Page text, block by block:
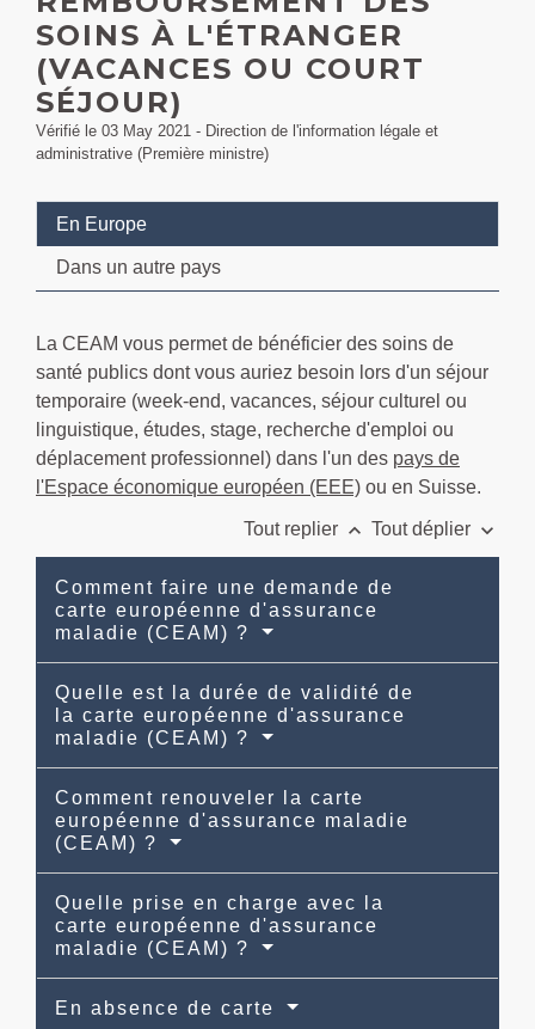
SOINS À L'ÉTRANGER
(VACANCES OU COURT
SÉJOUR)
Vérifié le 03 May 2021 - Direction de l'information légale et
administrative (Première ministre)
En Europe
Dans un autre pays
La CEAM vous permet de bénéficier des soins de
santé publics dont vous auriez besoin lors d'un séjour
temporaire (week-end, vacances, séjour culturel ou
linguistique, études, stage, recherche d'emploi ou
déplacement professionnel) dans l'un des pays de
l'Espace économique européen (EEE) ou en Suisse.
Tout replier keyboard_arrow_up Tout déplier keyboard_arrow_down
Comment faire une demande de
carte européenne d'assurance
maladie (CEAM) ?
Quelle est la durée de validité de
la carte européenne d'assurance
maladie (CEAM) ?
Comment renouveler la carte
européenne d'assurance maladie
(CEAM) ?
Quelle prise en charge avec la
carte européenne d'assurance
maladie (CEAM) ?
En absence de carte